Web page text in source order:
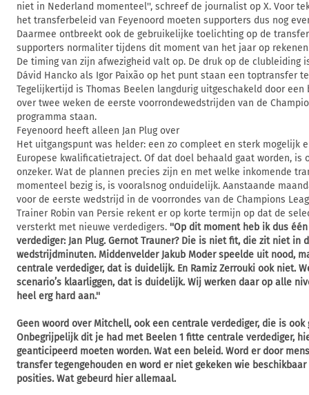
niet in Nederland momenteel'', schreef de journalist op X. Voor
het transferbeleid van Feyenoord moeten supporters dus nog
Daarmee ontbreekt ook de gebruikelijke toelichting op de
supporters normaliter tijdens dit moment van het jaar op
De timing van zijn afwezigheid valt op. De druk op de clubleiding
Dávid Hancko als Igor Paixão op het punt staan een toptransfer
Tegelijkertijd is Thomas Beelen langdurig uitgeschakeld door
over twee weken de eerste voorrondewedstrijden van de
programma staan.
Feyenoord heeft alleen Jan Plug over
Het uitgangspunt was helder: een zo compleet en sterk mogelijk
Europese kwalificatietraject. Of dat doel behaald gaat worden, is
onzeker. Wat de plannen precies zijn en met welke inkomende
momenteel bezig is, is vooralsnog onduidelijk. Aanstaande
voor de eerste wedstrijd in de voorrondes van de Champions
Trainer Robin van Persie rekent er op korte termijn op dat de
versterkt met nieuwe verdedigers. ''Op dit moment heb ik dus
verdediger: Jan Plug. Gernot Trauner? Die is niet fit, die zit niet in
wedstrijdminuten. Middenvelder Jakub Moder speelde uit nood,
centrale verdediger, dat is duidelijk. En Ramiz Zerrouki ook niet.
scenario’s klaarliggen, dat is duidelijk. Wij werken daar op alle
heel erg hard aan.''
Geen woord over Mitchell, ook een centrale verdediger, die is ook
Onbegrijpelijk dit je had met Beelen 1 fitte centrale verdediger,
geanticipeerd moeten worden. Wat een beleid. Word er door
transfer tegengehouden en word er niet gekeken wie
posities. Wat gebeurd hier allemaal.